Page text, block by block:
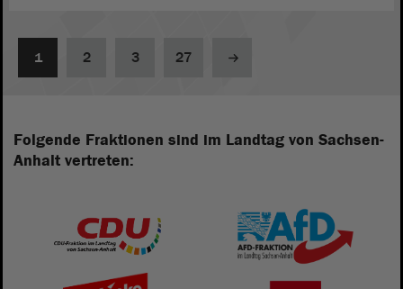
1 2 3 27
Folgende Fraktionen sind im Landtag von Sachsen-
Anhalt vertreten: